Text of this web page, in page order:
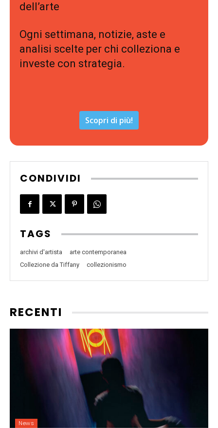
dell’arte
Ogni settimana, notizie, aste e
analisi scelte per chi colleziona e
investe con strategia.
Scopri di più!
CONDIVIDI
TAGS
archivi d'artista
arte contemporanea
Collezione da Tiffany
collezionismo
RECENTI
News